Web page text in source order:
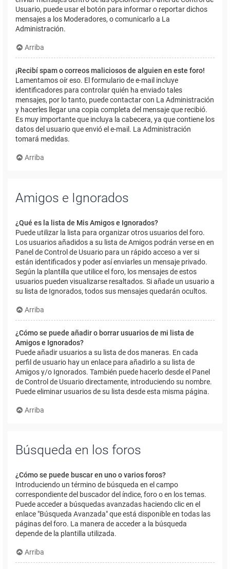
Usuario, puede usar el botón para informar o reportar dichos
mensajes a los Moderadores, o comunicarlo a La
Administración.
Arriba
¡Recibí spam o correos maliciosos de alguien en este foro!
Lamentamos oír eso. El formulario de e-mail incluye
identificadores para controlar quién ha enviado tales
mensajes, por lo tanto, puede contactar con La Administración
y hacerles llegar una copia completa del mensaje que recibió.
Es muy importante que incluya la cabecera, ya que contiene los
datos del usuario que envió el e-mail. La Administración
tomará medidas.
Arriba
Amigos e Ignorados
¿Qué es la lista de Mis Amigos e Ignorados?
Puede utilizar la lista para organizar otros usuarios del foro.
Los usuarios añadidos a su lista de Amigos podrán verse en en
Panel de Control de Usuario para un rápido acceso a ver si
están identificados y poder así enviarles un mensaje privado.
Según la plantilla que utilice el foro, los mensajes de estos
usuarios pueden visualizarse resaltados. Si añade un usuario a
su lista de Ignorados, todos sus mensajes quedarán ocultos.
Arriba
¿Cómo se puede añadir o borrar usuarios de mi lista de
Amigos e Ignorados?
Puede añadir usuarios a su lista de dos maneras. En cada
perfil de usuario hay un enlace para añadirlo a su lista de
Amigos y/o Ignorados. También puede hacerlo desde el Panel
de Control de Usuario directamente, introduciendo su nombre.
Puede eliminar usuarios de su lista desde esta misma página.
Arriba
Búsqueda en los foros
¿Cómo se puede buscar en uno o varios foros?
Introduciendo un término de búsqueda en el campo
correspondiente del buscador del índice, foro o en los temas.
Puede acceder a búsquedas avanzadas haciendo clic en el
enlace "Búsqueda Avanzada" que está disponible en todas las
páginas del foro. La manera de acceder a la búsqueda
depende de la plantilla utilizada.
Arriba